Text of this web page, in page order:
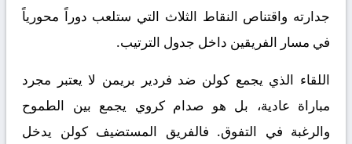
جدارته واقتناص النقاط الثلاث التي ستلعب دوراً محورياً
في مسار الفريقين داخل جدول الترتيب.
اللقاء الذي يجمع كولن ضد فردير بريمن لا يعتبر مجرد
مباراة عادية، بل هو صدام كروي يجمع بين الطموح
والرغبة في التفوق. فالفريق المستضيف كولن يدخل